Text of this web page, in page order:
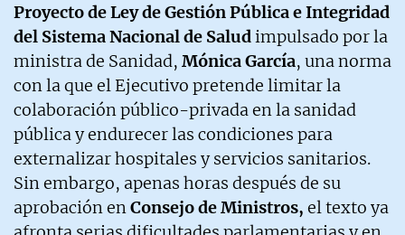
Proyecto de Ley de Gestión Pública e Integridad
del Sistema Nacional de Saludimpulsado por la
ministra de Sanidad, Mónica García, una norma
con la que el Ejecutivo pretende limitar la
colaboración público-privada en la sanidad
pública y endurecer las condiciones para
externalizar hospitales y servicios sanitarios.
Sin embargo, apenas horas después de su
aprobación enConsejo de Ministros, el texto ya